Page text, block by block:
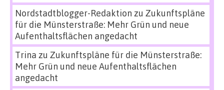
Nordstadtblogger-Redaktion zu Zukunftspläne
für die Münsterstraße: Mehr Grün und neue
Aufenthaltsflächen angedacht
Trina zu Zukunftspläne für die Münsterstraße:
Mehr Grün und neue Aufenthaltsflächen
angedacht